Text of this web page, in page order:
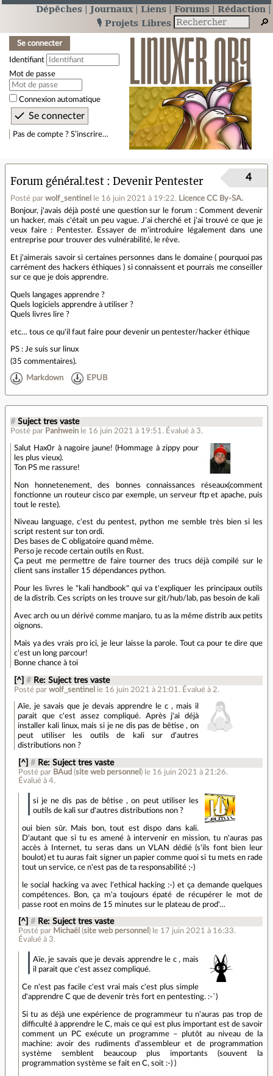
Dépêches Journaux Liens Forums
Rédaction
🎙️ Projets Libres
Se connecter
Identifiant
Mot de passe
Connexion automatique
Pas de compte ? S’inscrire…
Forum général.test Devenir Pentester
Posté par wolf_sentinel le 16 juin 2021 à 19:22. Licence CC By‑SA.
4
Bonjour, j'avais déjà posté une question sur le forum : Comment devenir
un hacker, mais c'était un peu vague. J'ai cherché et j'ai trouvé ce que je
veux faire : Pentester. Essayer de m'introduire légalement dans une
entreprise pour trouver des vulnérabilité, le rêve.
Et j'aimerais savoir si certaines personnes dans le domaine ( pourquoi pas
carrément des hackers éthiques ) si connaissent et pourrais me conseiller
sur ce que je dois apprendre.
Quels langages apprendre ?
Quels logiciels apprendre à utiliser ?
Quels livres lire ?
etc… tous ce qu'il faut faire pour devenir un pentester/hacker éthique
PS : Je suis sur linux
(35 commentaires).
Markdown EPUB
# Suject tres vaste
Posté par Panhwein le 16 juin 2021 à 19:51 . Évalué à 3.
Salut Hax0r à nagoire jaune! (Hommage à zippy pour
les plus vieux).
Ton PS me rassure!
Non honnetenement, des bonnes connaissances réseaux(comment
fonctionne un routeur cisco par exemple, un serveur ftp et apache, puis
tout le reste).
Niveau language, c'est du pentest, python me semble très bien si les
script restent sur ton ordi.
Des bases de C obligatoire quand même.
Perso je recode certain outils en Rust.
Ça peut me permettre de faire tourner des trucs déjà compilé sur le
client sans installer 15 dépendances python.
Pour les livres le "kali handbook" qui va t'expliquer les principaux outils
de la distrib. Ces scripts on les trouve sur git/hub/lab, pas besoin de kali
Avec arch ou un dérivé comme manjaro, tu as la même distrib aux petits
oignons.
Mais ya des vrais pro ici, je leur laisse la parole. Tout ca pour te dire que
c'est un long parcour!
Bonne chance à toi
[^] # Re: Suject tres vaste
Posté parwolf_sentinel le 16 juin 2021 à 21:01 . Évalué à 2.
Aïe, je savais que je devais apprendre le c , mais il
parait que c'est assez compliqué. Après j'ai déjà
installer kali linux, mais si je ne dis pas de bêtise , on
peut utiliser les outils de kali sur d'autres
distributions non ?
[^] # Re: Suject tres vaste
Posté par BAud (site web personnel ) le 16 juin 2021 à 21:26.
Évalué à 4.
si je ne dis pas de bêtise , on peut utiliser les
outils de kali sur d'autres distributions non ?
oui bien sûr. Mais bon, tout est dispo dans kali.
D'autant que si tu es amené à intervenir en mission, tu n'auras pas
accès à Internet, tu seras dans un VLAN dédié (s'ils font bien leur
boulot) et tu auras fait signer un papier comme quoi si tu mets en rade
tout un service, ce n'est pas de ta responsabilité ;-)
le social hacking va avec l'ethical hacking :-) et ça demande quelques
compétences. Bon, ça m'a toujours épaté de récupérer le mot de
passe root en moins de 15 minutes sur le plateau de prod'…
[^] # Re: Suject tres vaste
Posté par Michaël (site web personnel ) le 17 juin 2021 à 16:33.
Évalué à 3.
Aïe, je savais que je devais apprendre le c , mais
il parait que c'est assez compliqué.
Ce n'est pas facile c'est vrai mais c'est plus simple
d'apprendre C que de devenir très fort en pentesting. :-`)
Si tu as déjà une expérience de programmeur tu n'auras pas trop de
difficulté à apprendre le C, mais ce qui est plus important est de savoir
comment un PC exécute un programme – plutôt au niveau de la
machine: avoir des rudiments d'assembleur et de programmation
système semblent beaucoup plus importants (souvent la
programmation système se fait en C, soit :-) )